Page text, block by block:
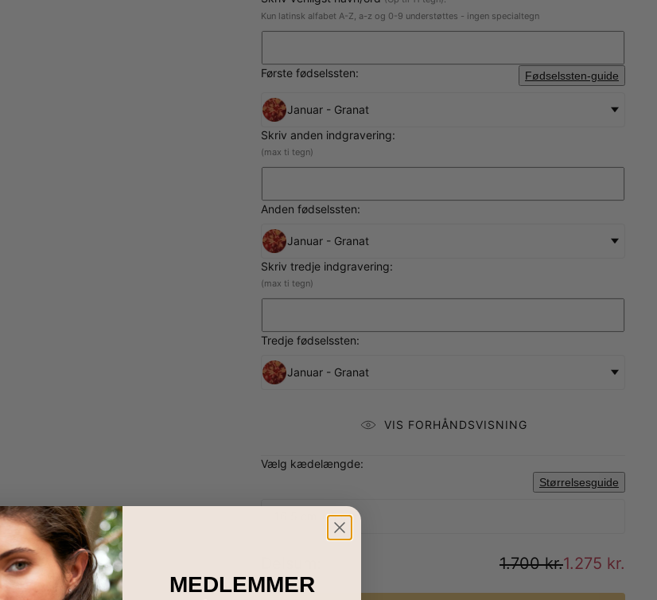
Kun latinsk alfabet A-Z, a-z og 0-9 understøttes - ingen specialtegn
Første fødselssten: Fødselssten-guide
Januar - Granat
Skriv anden indgravering:
(max ti tegn)
Anden fødselssten:
Januar - Granat
Skriv tredje indgravering:
(max ti tegn)
Tredje fødselssten:
Januar - Granat
VIS FORHÅNDSVISNING
Vælg kædelængde:
Størrelsesguide
16.5 cm + 5 cm
1.700 kr.1.275 kr.
MEDLEMMER